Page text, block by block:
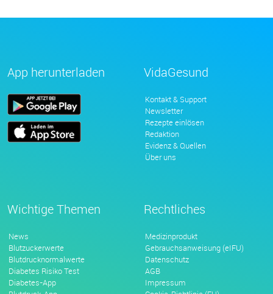
App herunterladen VidaGesund
Kontakt & Support
Newsletter
Rezepte einlösen
Redaktion
Evidenz & Quellen
Über uns
Wichtige Themen
News
Blutzuckerwerte
Blutdrucknormalwerte
Diabetes Risiko Test
Diabetes-App
Rechtliches
Medizinprodukt
Gebrauchsanweisung (eIFU)
Datenschutz
AGB
Impressum